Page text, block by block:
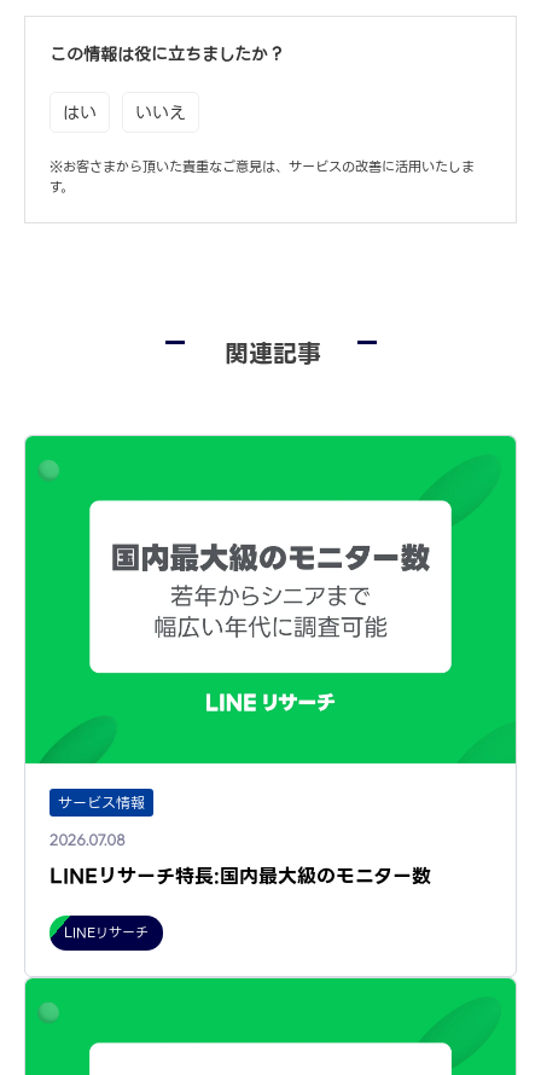
この情報は役に立ちましたか？
はい いいえ
※お客さまから頂いた貴重なご意見は、サービスの改善に活用いたしま
す。
関連記事
サービス情報
2026.07.08
LINEリサーチ特長:国内最大級のモニター数
LINEリサーチ